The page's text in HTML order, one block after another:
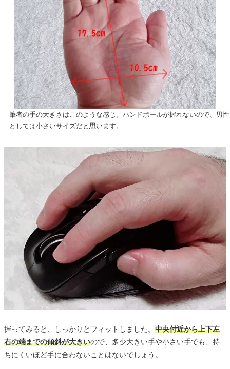
筆者の手の大きさはこのような感じ。ハンドボールが握れないので、男性
としては小さいサイズだと思います。
握ってみると、しっかりとフィットしました。 中央付近から上下左
右の端までの傾斜が大きいので、多少大きい手や小さい手でも、持
ちにくいほど手に合わないことはないでしょう。